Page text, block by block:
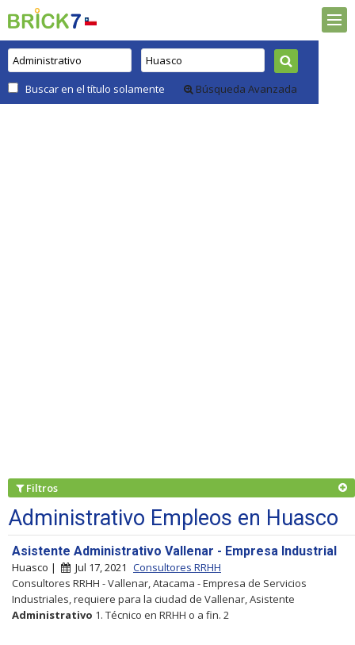
Buscar en el título solamente Búsqueda Avanzada
Filtros
Administrativo Empleos en Huasco
Asistente Administrativo Vallenar - Empresa Industrial
Huasco | Jul 17, 2021 Consultores RRHH
Consultores RRHH - Vallenar, Atacama - Empresa de Servicios
Industriales, requiere para la ciudad de Vallenar, Asistente
Administrativo 1. Técnico en RRHH o a fin. 2